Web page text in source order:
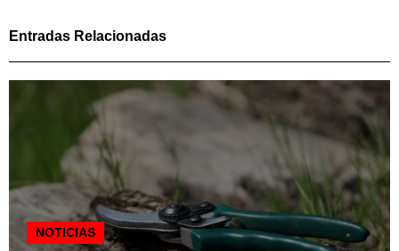
Entradas Relacionadas
NOTICIAS